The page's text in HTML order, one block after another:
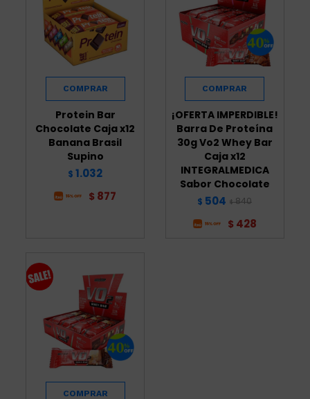
Protein Bar
Chocolate Caja x12
Banana Brasil
Supino
$ 1.032
$ 877
¡OFERTA IMPERDIBLE!
Barra De Proteína
30g Vo2 Whey Bar
Caja x12
INTEGRALMEDICA
Sabor Chocolate
$ 504 $ 840
$ 428